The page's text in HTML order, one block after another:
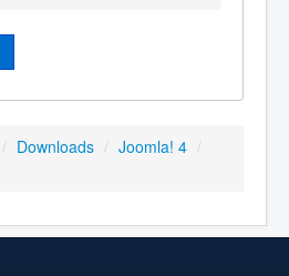
/ Downloads / Joomla! 4 /